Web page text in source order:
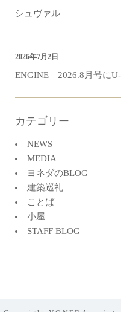
シュヴァル
ENGINE 2026.8月号にU-
2026年7月2日
カテゴリー
NEWS
MEDIA
ヨネダのBLOG
建築巡礼
ことば
小屋
STAFF BLOG